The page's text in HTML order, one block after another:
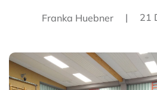
Franka Huebner | 21